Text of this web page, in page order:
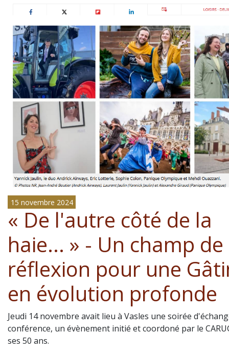
15 novembre 2024
« De l'autre côté de la
haie... » - Un champ de
réflexion pour une
en évolution profonde
Jeudi 14 novembre avait lieu à Vasles une soirée
conférence, un évènement initié et coordoné par le
ses 50 ans.